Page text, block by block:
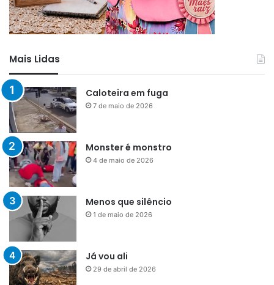
Mais Lidas
Caloteira em fuga
7 de maio de 2026
Monster é monstro
4 de maio de 2026
Menos que silêncio
1 de maio de 2026
Já vou ali
29 de abril de 2026